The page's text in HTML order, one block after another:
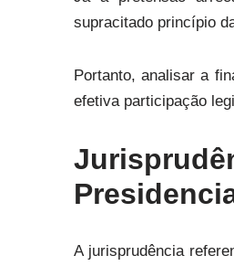
supracitado princípio
Portanto, analisar a
efetiva participação
A jurisprudência